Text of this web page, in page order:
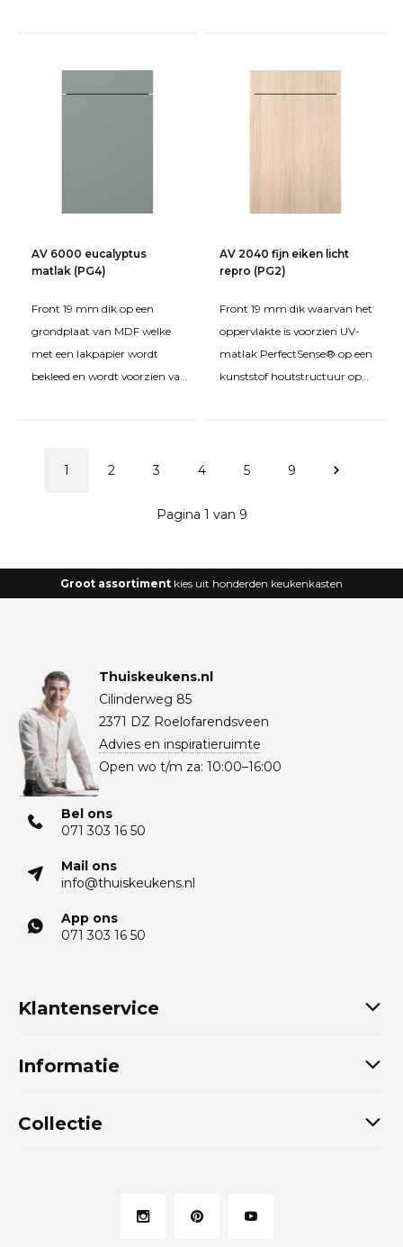
AV 6000 eucalyptus
matlak (PG4)
Front 19 mm dik op een
grondplaat van MDF welke
met een lakpapier wordt
bekleed en wordt voorzien van
AV 2040 fijn eiken licht
repro (PG2)
Front 19 mm dik waarvan het
oppervlakte is voorzien UV-
matlak PerfectSense® op een
kunststof houtstructuur op
Pagina 1 van 9
1 2 3 4 5 9
Groot assortiment kies uit honderden keukenkasten
Thuiskeukens.nl
Cilinderweg 85
2371 DZ Roelofarendsveen
Advies en inspiratieruimte
Open wo t/m za: 10:00–16:00
Bel ons
071 303 16 50
Mail ons
info@thuiskeukens.nl
App ons
071 303 16 50
Klantenservice
Informatie
Collectie